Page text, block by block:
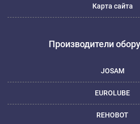
Карта сайта
Производители
JOSAM
EUROLUBE
REHOBOT